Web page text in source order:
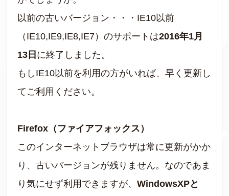
以前の古いバージョン・・・IE10以前
（IE10,IE9,IE8,IE7）のサポートは2016年1月
13日 に終了しました。
もしIE10以前を利用の方がいれば、早く更新し
てご利用ください。
Firefox（ファイアフォックス）
このインターネットブラウザは常に更新がかか
り、古いバージョンが残りません。なのであま
り気にせず利用できますが、WindowsXPと